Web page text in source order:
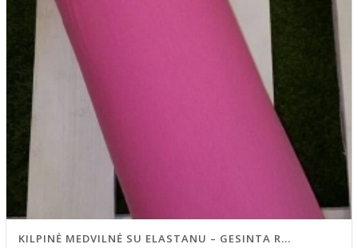
KILPINĖ MEDVILNĖ SU ELASTANU – GESINTA R...